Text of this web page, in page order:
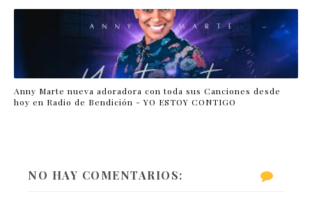
Anny Marte nueva adoradora con toda sus Canciones desde
hoy en Radio de Bendición - YO ESTOY CONTIGO
NO HAY COMENTARIOS: